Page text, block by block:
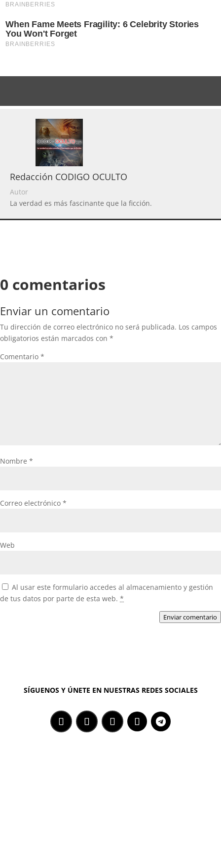
Redacción CODIGO OCULTO
Autor
La verdad es más fascinante que la ficción.
0 comentarios
Enviar un comentario
Tu dirección de correo electrónico no será publicada. Los campos
obligatorios están marcados con *
Comentario *
Nombre *
Correo electrónico *
Web
Al usar este formulario accedes al almacenamiento y gestión
de tus datos por parte de esta web. *
Enviar comentario
SÍGUENOS Y ÚNETE EN NUESTRAS REDES SOCIALES